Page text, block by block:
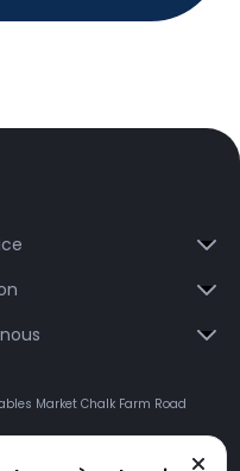
Market Chalk Farm Road